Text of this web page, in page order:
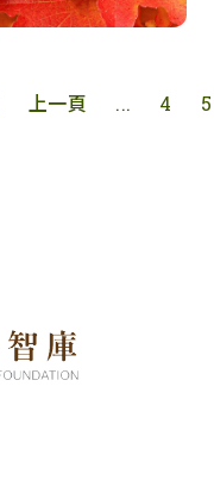
上一頁 ... 4 5